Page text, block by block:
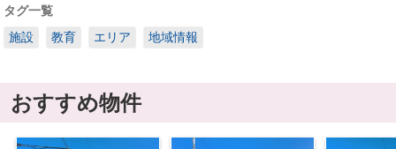
タグ一覧
施設
教育 エリア 地域情報
おすすめ物件